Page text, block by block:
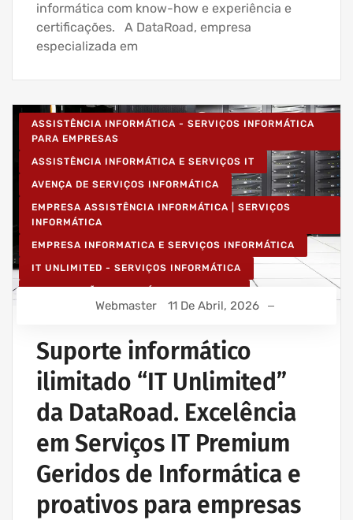
informática com know-how e experiência e
certificações. A DataRoad, empresa
especializada em
ASSISTÊNCIA INFORMÁTICA - SERVIÇOS INFORMÁTICA
PARA EMPRESAS
ASSISTÊNCIA INFORMÁTICA E SERVIÇOS IT
AVENÇA DE SERVIÇOS INFORMÁTICA
EMPRESA ASSISTÊNCIA INFORMÁTICA | SERVIÇOS
INFORMÁTICA
EMPRESA INFORMATICA E SERVIÇOS INFORMÁTICA
IT UNLIMITED - SERVIÇOS INFORMÁTICA
PROJETOS CABLAGEM E REDES INFORMÁTICA
REDE ESTRUTURADA INFORMÁTICA
SERVIÇOS INFORMÁTICA E ASSISTÊNCIA INFORMÁTICA
Webmaster 11 De Abril, 2026
Suporte informático
ilimitado “IT Unlimited”
da DataRoad. Excelência
em Serviços IT Premium
Geridos de Informática e
proativos para empresas